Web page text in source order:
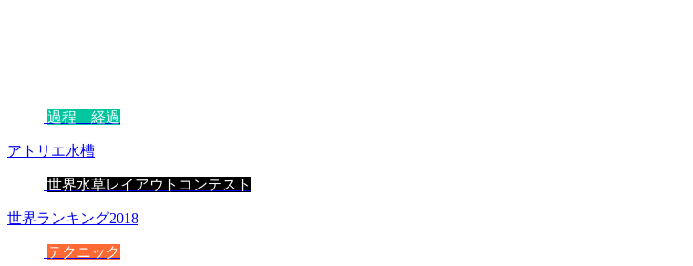
過程 経過
アトリエ水槽
世界水草レイアウトコンテスト
世界ランキング2018
テクニック